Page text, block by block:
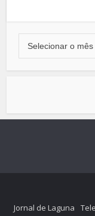
Jornal de Laguna